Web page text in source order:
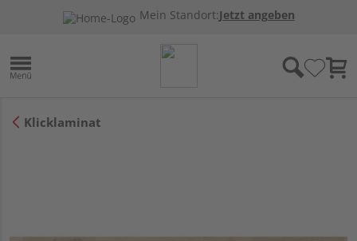
Mein Standort:Jetzt angeben
Klicklaminat